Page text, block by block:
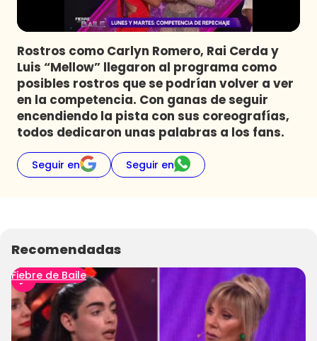
Rostros como Carlyn Romero, Rai Cerda y
Luis “Mellow” llegaron al programa como
posibles rostros que se podrían volver a ver
en la competencia. Con ganas de seguir
encendiendo la pista con sus coreografías,
todos dedicaron unas palabras a los fans.
Seguir en Seguir en
Recomendadas
Fiebre de Baile
Contigo en Directo
Plan Perfecto
El Tiempo
Sabingo
Todos Los Programas